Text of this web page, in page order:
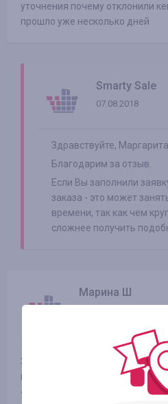
уточнения почему отклонили
прошло уже несколько дней
Smarty Sale
07.08.2018
Здравствуйте,
Благодарим за отзыв.
Если Вы заполнили
заказа - это может
времени, так как чем
сложнее получить
Марина Ш
Заказ долгое время не
по срокам почти 1 месяц. А
«бонус» :)